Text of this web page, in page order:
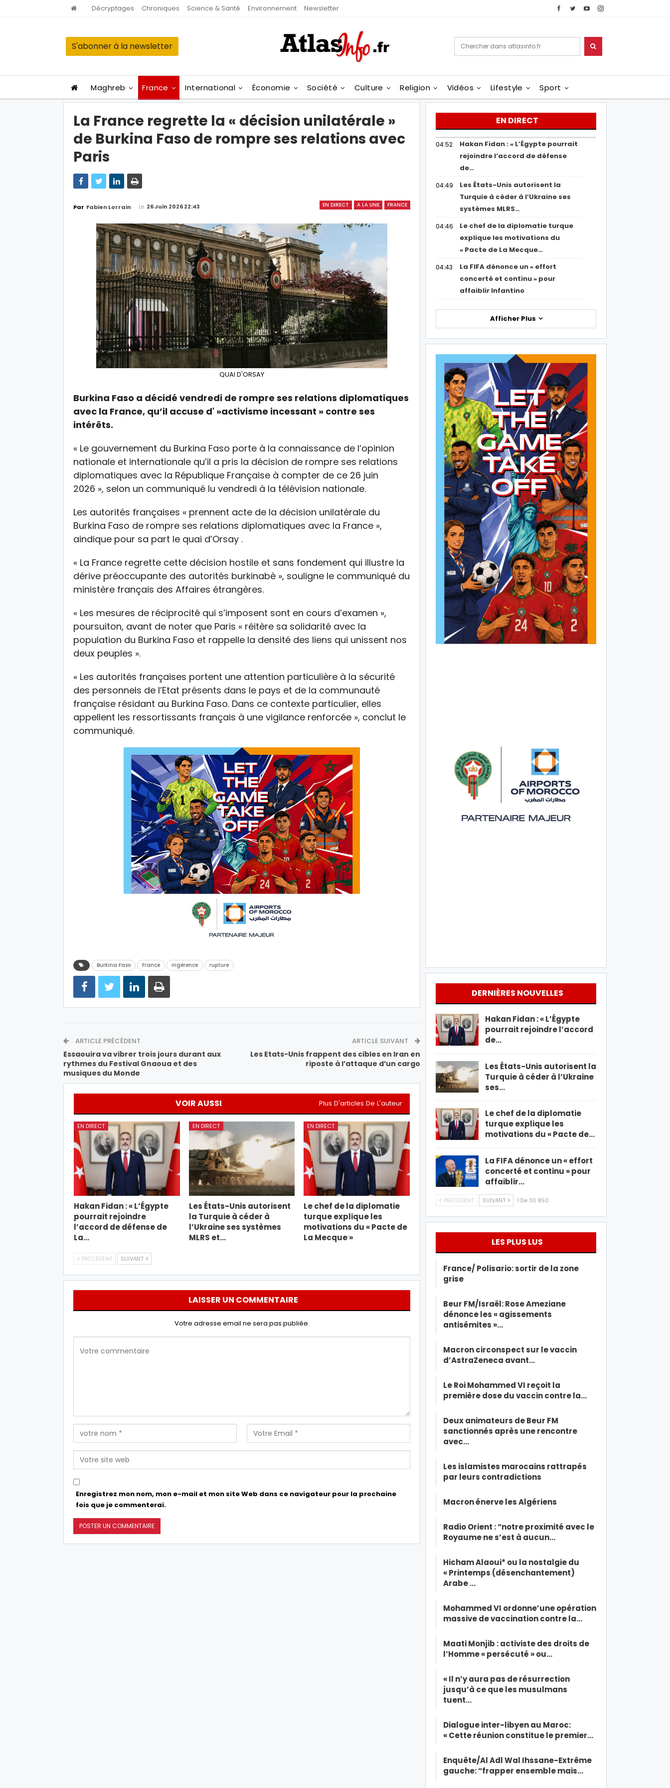
Décryptages Chroniques Science & Santé Environnement Newsletter
S'abonner à la newsletter
Maghreb France International Économie Société Culture Religion Vidéos Lifestyle Sport
La France regrette la « décision unilatérale »
de Burkina Faso de rompre ses relations avec
Paris
EN DIRECT A LA UNE FRANCE
Par Fabien Lorrain Le 26 Juin 2026 22:43
QUAI D'ORSAY
Burkina Faso a décidé vendredi de rompre ses relations diplomatiques
avec la France, qu’il accuse d' »activisme incessant » contre ses
intérêts.
« Le gouvernement du Burkina Faso porte à la connaissance de l’opinion
nationale et internationale qu’il a pris la décision de rompre ses relations
diplomatiques avec la République Française à compter de ce 26 juin
2026 », selon un communiqué lu vendredi à la télévision nationale.
Les autorités françaises « prennent acte de la décision unilatérale du
Burkina Faso de rompre ses relations diplomatiques avec la France »,
aindique pour sa part le quai d’Orsay .
« La France regrette cette décision hostile et sans fondement qui illustre la
dérive préoccupante des autorités burkinabè », souligne le communiqué du
ministère français des Affaires étrangères.
« Les mesures de réciprocité qui s’imposent sont en cours d’examen »,
poursuiton, avant de noter que Paris « réitère sa solidarité avec la
population du Burkina Faso et rappelle la densité des liens qui unissent nos
deux peuples ».
« Les autorités françaises portent une attention particulière à la sécurité
des personnels de l’Etat présents dans le pays et de la communauté
française résidant au Burkina Faso. Dans ce contexte particulier, elles
appellent les ressortissants français à une vigilance renforcée », conclut le
communiqué.
Burkina Faso France ingérence rupture
ARTICLE PRÉCÉDENT
Essaouira va vibrer trois jours durant aux
rythmes du Festival Gnaoua et des
musiques du Monde
ARTICLE SUIVANT
Les Etats-Unis frappent des cibles en Iran en
riposte à l’attaque d’un cargo
VOIR AUSSI Plus D'articles De L'auteur
EN DIRECT
Hakan Fidan : « L’Égypte
pourrait rejoindre
l’accord de défense de
La…
EN DIRECT
Les États-Unis autorisent
la Turquie à céder à
l’Ukraine ses systèmes
MLRS et…
EN DIRECT
Le chef de la diplomatie
turque explique les
motivations du « Pacte de
La Mecque »
PRÉCÉDENT SUIVANT
LAISSER UN COMMENTAIRE
Votre adresse email ne sera pas publiée.
Enregistrez mon nom, mon e-mail et mon site Web dans ce navigateur pour la prochaine
fois que je commenterai.
EN DIRECT
04:52
Hakan Fidan : « L’Égypte pourrait
rejoindre l’accord de défense
de…
04:49
Les États-Unis autorisent la
Turquie à céder à l’Ukraine ses
systèmes MLRS…
04:46
Le chef de la diplomatie turque
explique les motivations du
« Pacte de La Mecque…
04:43
La FIFA dénonce un « effort
concerté et continu » pour
affaiblir Infantino
Afficher Plus
DERNIÈRES NOUVELLES
Hakan Fidan : « L’Égypte
pourrait rejoindre l’accord
de…
Les États-Unis autorisent la
Turquie à céder à l’Ukraine
ses…
Le chef de la diplomatie
turque explique les
motivations du « Pacte de…
La FIFA dénonce un « effort
concerté et continu » pour
affaiblir…
PRÉCÉDENT SUIVANT 1 De 30 850
LES PLUS LUS
France/ Polisario: sortir de la zone
grise
Beur FM/Israël: Rose Ameziane
dénonce les « agissements
antisémites »…
Macron circonspect sur le vaccin
d’AstraZeneca avant…
Le Roi Mohammed VI reçoit la
première dose du vaccin contre la…
Deux animateurs de Beur FM
sanctionnés après une rencontre
avec…
Les islamistes marocains rattrapés
par leurs contradictions
Macron énerve les Algériens
Radio Orient : “notre proximité avec le
Royaume ne s’est à aucun…
Hicham Alaoui* ou la nostalgie du
« Printemps (désenchantement)
Arabe …
Mohammed VI ordonne’une opération
massive de vaccination contre la…
Maati Monjib : activiste des droits de
l’Homme « persécuté » ou…
« Il n’y aura pas de résurrection
jusqu’à ce que les musulmans
tuent…
Dialogue inter-libyen au Maroc:
« Cette réunion constitue le premier…
Enquête/Al Adl Wal Ihssane-Extrême
gauche: “frapper ensemble mais…